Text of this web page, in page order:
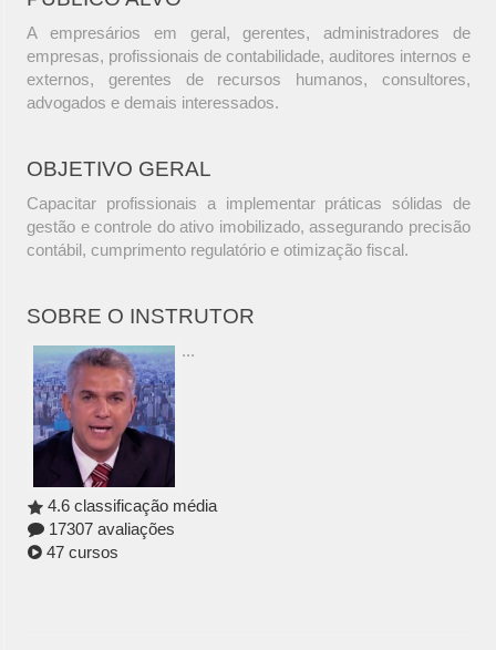
A empresários em geral, gerentes, administradores de
empresas, profissionais de contabilidade, auditores internos e
externos, gerentes de recursos humanos, consultores,
advogados e demais interessados.
OBJETIVO GERAL
Capacitar profissionais a implementar práticas sólidas de
gestão e controle do ativo imobilizado, assegurando precisão
contábil, cumprimento regulatório e otimização fiscal.
SOBRE O INSTRUTOR
...
4.6 classificação média
17307 avaliações
47 cursos